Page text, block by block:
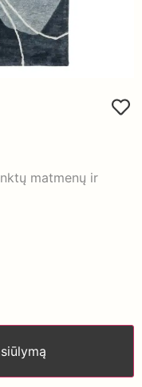
matmenų ir